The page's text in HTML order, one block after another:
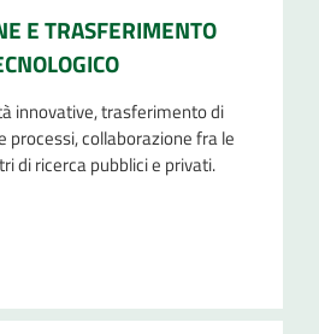
E TRASFERIMENTO
innovative, trasferimento di
processi, collaborazione fra le
di ricerca pubblici e privati.